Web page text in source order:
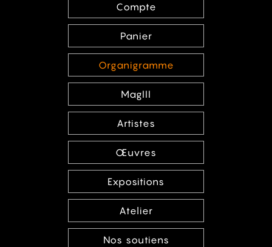
Compte
Panier
Organigramme
MagIII
Artistes
Œuvres
Expositions
Atelier
Nos soutiens